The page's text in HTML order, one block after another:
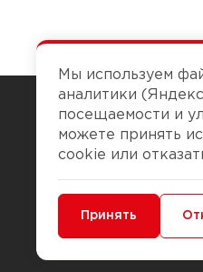
Чтобы
Мы используем
аналитики
посещаемости и
можете принять
cookie или
Минимальные
Принять